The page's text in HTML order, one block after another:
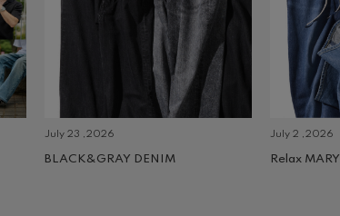
July 23 ,2026
BLACK&GRAY DENIM
July 2 ,2026
Relax MARY